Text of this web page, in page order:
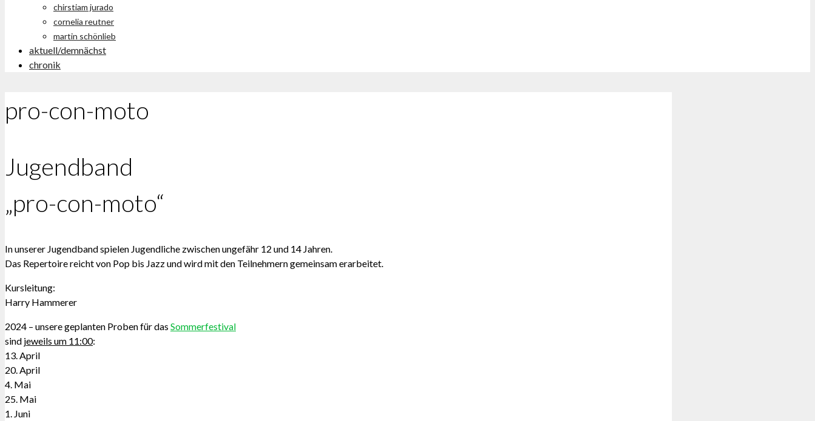
chirstiam jurado
cornelia reutner
martin schönlieb
aktuell/demnächst
chronik
pro-con-moto
Jugendband
„pro-con-moto“
In unserer Jugendband spielen Jugendliche zwischen ungefähr 12 und 14 Jahren.
Das Repertoire reicht von Pop bis Jazz und wird mit den Teilnehmern gemeinsam erarbeitet.
Kursleitung:
Harry Hammerer
2024 – unsere geplanten Proben für das Sommerfestival
sind jeweils um 11:00:
13. April
20. April
4. Mai
25. Mai
1. Juni